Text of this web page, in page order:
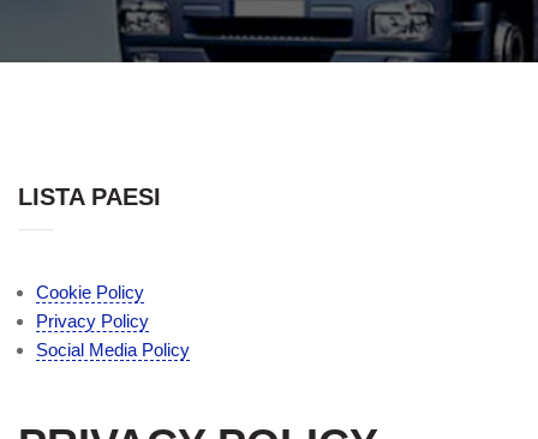
LISTA PAESI
Cookie Policy
Privacy Policy
Social Media Policy